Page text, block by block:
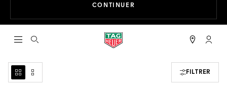
CONTINUER
Ouvrir la barre de recherche